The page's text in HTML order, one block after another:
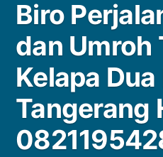
Biro
dan Umroh
Kelapa
Tangerang